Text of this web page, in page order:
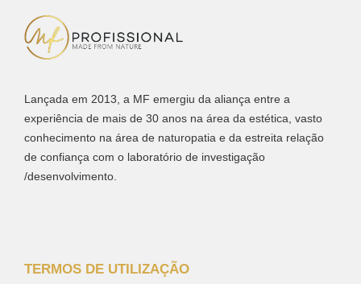
Lançada em 2013, a MF emergiu da aliança entre a
experiência de mais de 30 anos na área da estética, vasto
conhecimento na área de naturopatia e da estreita relação
de confiança com o laboratório de investigação
/desenvolvimento.
TERMOS DE UTILIZAÇÃO